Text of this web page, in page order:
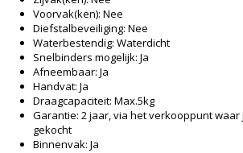
Voorvak(ken): Nee
Diefstalbeveiliging: Nee
Waterbestendig: Waterdicht
Snelbinders mogelijk: Ja
Afneembaar: Ja
Handvat: Ja
Draagcapaciteit: Max.5kg
Garantie: 2 jaar, via het verkooppunt
gekocht
Binnenvak: Ja